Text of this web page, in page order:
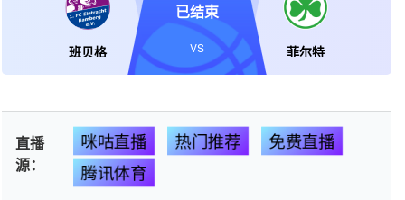
班贝格 菲尔特
已结束
VS
直播
源：
咪咕直播 热门推荐
免费直播
腾讯体育